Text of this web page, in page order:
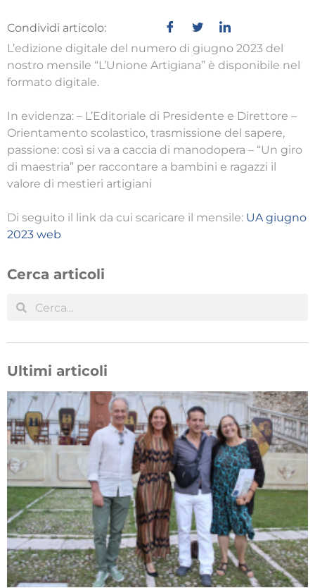
Condividi articolo:
L’edizione digitale del numero di giugno 2023 del
nostro mensile “L’Unione Artigiana” è disponibile nel
formato digitale.
In evidenza: – L’Editoriale di Presidente e Direttore –
Orientamento scolastico, trasmissione del sapere,
passione: così si va a caccia di manodopera – “Un giro
di maestria” per raccontare a bambini e ragazzi il
valore di mestieri artigiani
Di seguito il link da cui scaricare il mensile: UA giugno
2023 web
Cerca articoli
Ultimi articoli